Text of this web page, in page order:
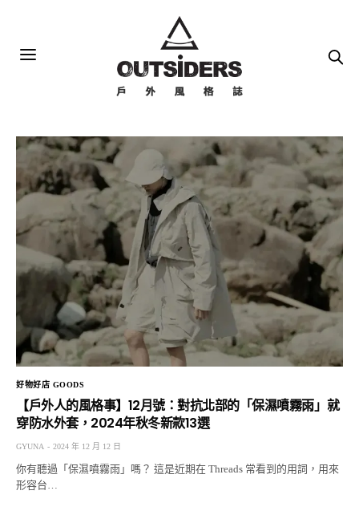
好物好店 GOODS
【戶外人的風格事】12月號：對抗北部的「保濕噴霧雨」就
穿防水外套，2024年秋冬新款13選
GYUNA 2024 年 12 月 12 日
你有聽過「保濕噴霧雨」嗎？ 這是近期在 Threads 常看到的用詞，用來
形容台…